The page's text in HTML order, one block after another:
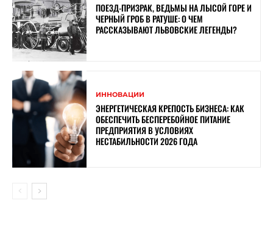
ПОЕЗД-ПРИЗРАК, ВЕДЬМЫ НА ЛЫСОЙ ГОРЕ И
ЧЕРНЫЙ ГРОБ В РАТУШЕ: О ЧЕМ
РАССКАЗЫВАЮТ ЛЬВОВСКИЕ ЛЕГЕНДЫ?
ИННОВАЦИИ
ЭНЕРГЕТИЧЕСКАЯ КРЕПОСТЬ БИЗНЕСА: КАК
ОБЕСПЕЧИТЬ БЕСПЕРЕБОЙНОЕ ПИТАНИЕ
ПРЕДПРИЯТИЯ В УСЛОВИЯХ
НЕСТАБИЛЬНОСТИ 2026 ГОДА